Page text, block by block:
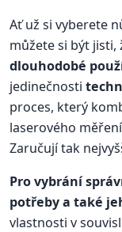
Ať už si vyberete
můžete si být jisti,
dlouhodobé
jedinečnosti
proces, který
laserového
Zaručují tak
Pro vybrání
potřeby a také
vlastnosti v